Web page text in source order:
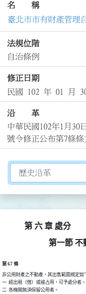
名 稱
臺北市市有財產管理
法規位階
自治條例
修正日期
民國 102 年 01 月
沿 革
中華民國102年1月30
號令修正公布第7條條
切換選擇法規資訊內容
第 六 章 處分
第一節 不
第 67 條
非公用財產之不動產，其出售範圍規定如
一  經出租（借）或被占用，可予處分者。
二  各機關無須保留公用者。